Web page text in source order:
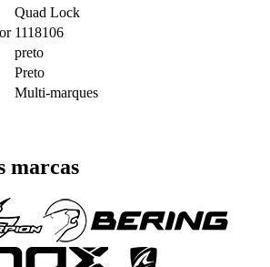
Quad Lock
1118106
preto
Preto
Multi-marques
marcas